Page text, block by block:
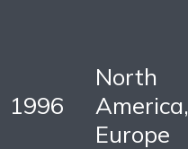
1996
North
America,
Europe